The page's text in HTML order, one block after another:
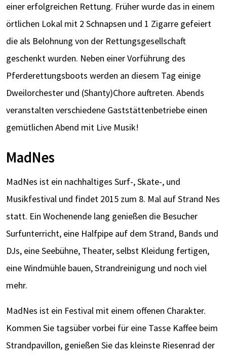
einer erfolgreichen Rettung. Früher wurde das in einem
örtlichen Lokal mit 2 Schnapsen und 1 Zigarre gefeiert
die als Belohnung von der Rettungsgesellschaft
geschenkt wurden. Neben einer Vorführung des
Pferderettungsboots werden an diesem Tag einige
Dweilorchester und (Shanty)Chore auftreten. Abends
veranstalten verschiedene Gaststättenbetriebe einen
gemütlichen Abend mit Live Musik!
MadNes
MadNes ist ein nachhaltiges Surf-, Skate-, und
Musikfestival und findet 2015 zum 8. Mal auf Strand Nes
statt. Ein Wochenende lang genießen die Besucher
Surfunterricht, eine Halfpipe auf dem Strand, Bands und
DJs, eine Seebühne, Theater, selbst Kleidung fertigen,
eine Windmühle bauen, Strandreinigung und noch viel
mehr.
MadNes ist ein Festival mit einem offenen Charakter.
Kommen Sie tagsüber vorbei für eine Tasse Kaffee beim
Strandpavillon, genießen Sie das kleinste Riesenrad der